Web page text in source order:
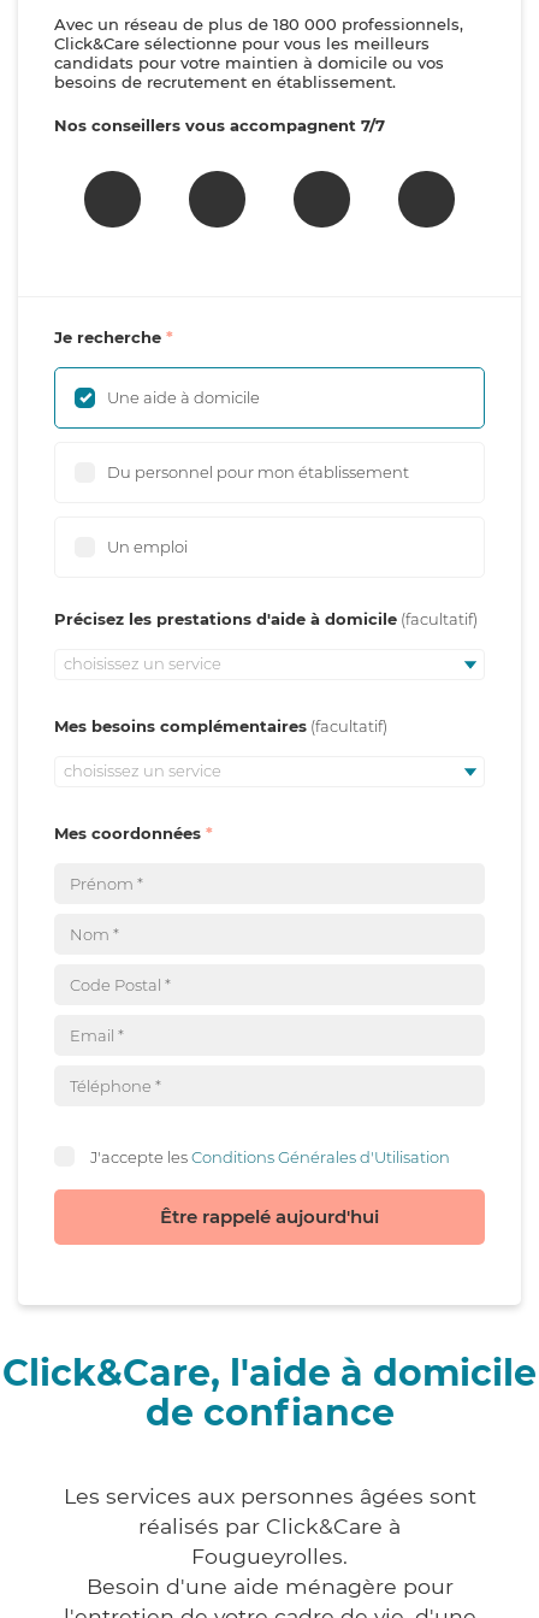
Avec un réseau de plus de 180 000 professionnels,
Click&Care sélectionne pour vous les meilleurs
candidats pour votre maintien à domicile ou vos
besoins de recrutement en établissement.
Nos conseillers vous accompagnent 7/7
Je recherche
Une aide à domicile
Du personnel pour mon établissement
Un emploi
Précisez les prestations d'aide à domicile
choisissez un service
Mes besoins complémentaires
choisissez un service
Mes coordonnées
J'accepte lesConditions Générales d'Utilisation
Être rappelé aujourd'hui
Click&Care, l'aide à domicile
de confiance
Les services aux personnes âgées sont
réalisés par Click&Care à
Fougueyrolles.
Besoin d'une aide ménagère pour